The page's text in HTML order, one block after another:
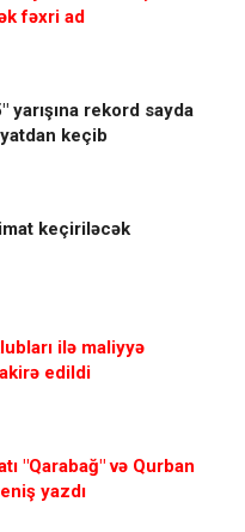
fəxri ad
yarışına rekord sayda
keçib
keçiriləcək
ilə maliyyə
edildi
"Qarabağ" və Qurban
yazdı